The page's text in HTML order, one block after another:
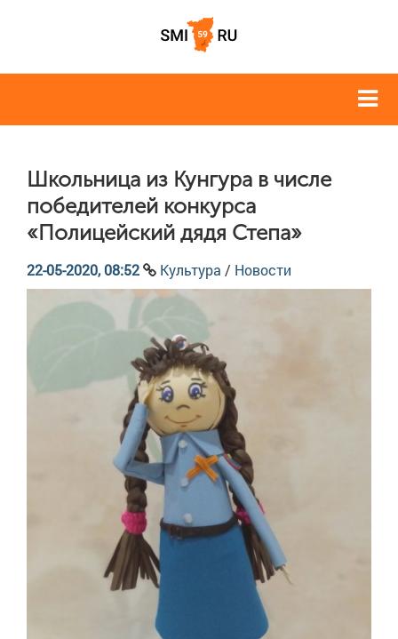
Школьница из Кунгура в числе
победителей конкурса
«Полицейский дядя Степа»
22-05-2020, 08:52 Культура / Новости